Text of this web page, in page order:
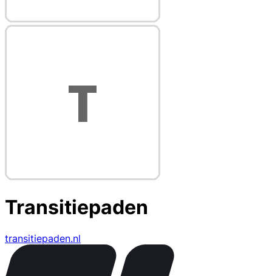
Transitiepaden
transitiepaden.nl